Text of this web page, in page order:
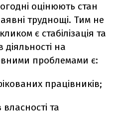
оцінюють стан
труднощі. Тим не
є стабілізація та
на
проблемами є:
працівників;
та